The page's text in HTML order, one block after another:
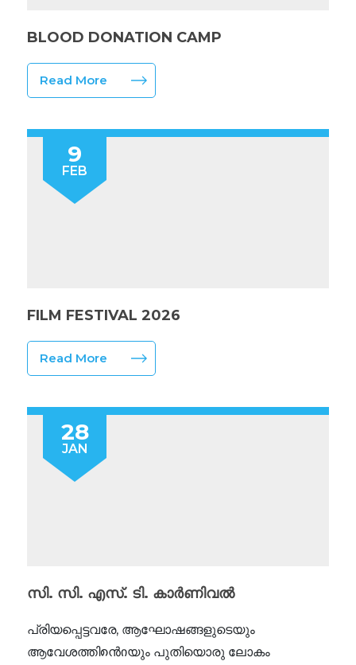
BLOOD DONATION CAMP
Read More
9
FEB
FILM FESTIVAL 2026
Read More
28
JAN
സി. സി. എസ്. ടി. കാർണിവൽ
പ്രിയപ്പെട്ടവരേ, ആഘോഷങ്ങളുടെയും
ആവേശത്തി၈ൻიയും പുതിയൊരു ലോകം